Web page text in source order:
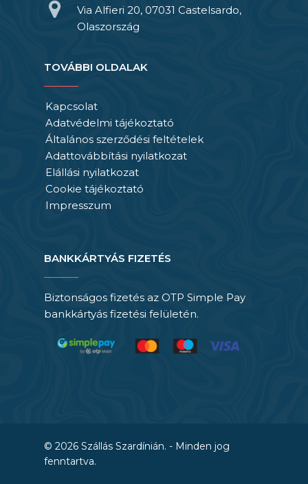
Via Alfieri 20, 07031 Castelsardo,
Olaszország
TOVÁBBI OLDALAK
Kapcsolat
Adatvédelmi tájékoztató
Általános szerződési feltételek
Adattovábbítási nyilatkozat
Elállási nyilatkozat
Cookie tájékoztató
Impresszum
BANKKÁRTYÁS FIZETÉS
Biztonságos fizetés az OTP Simple Pay
bankkártyás fizetési felületén.
© 2026 Szállás Szardínián. - Minden jog
fenntartva.